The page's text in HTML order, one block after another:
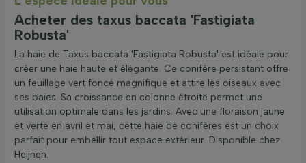
Acheter des taxus baccata 'Fastigiata
Robusta'
La haie de Taxus baccata 'Fastigiata Robusta' est idéale pour
créer une haie haute et élégante. Ce conifère persistant offre
un feuillage vert foncé magnifique et attire les oiseaux avec
ses baies. Sa croissance en colonne étroite permet une
utilisation optimale dans les jardins. Avec une floraison jaune
et verte en avril et mai, cette haie de conifères est un choix
parfait pour embellir tout espace extérieur. Disponible chez
Heijnen.